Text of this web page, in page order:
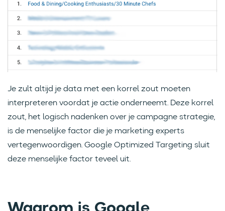
Je zult altijd je data met een korrel zout moeten
interpreteren voordat je actie onderneemt. Deze korrel
zout, het logisch nadenken over je campagne strategie,
is de menselijke factor die je marketing experts
vertegenwoordigen. Google Optimized Targeting sluit
deze menselijke factor teveel uit.